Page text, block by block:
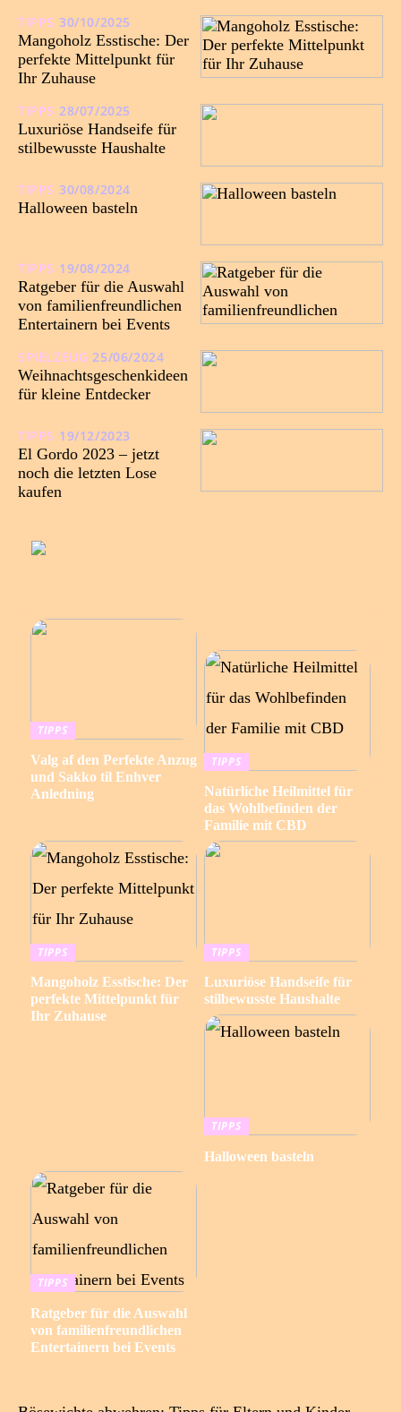
TIPPS 30/10/2025
Mangoholz Esstische: Der
perfekte Mittelpunkt für
Ihr Zuhause
TIPPS 28/07/2025
Luxuriöse Handseife für
stilbewusste Haushalte
TIPPS 30/08/2024
Halloween basteln
TIPPS 19/08/2024
Ratgeber für die Auswahl
von familienfreundlichen
Entertainern bei Events
SPIELZEUG 25/06/2024
Weihnachtsgeschenkideen
für kleine Entdecker
TIPPS 19/12/2023
El Gordo 2023 – jetzt
noch die letzten Lose
kaufen
TIPPS
Valg af den Perfekte Anzug
und Sakko til Enhver
Anledning
TIPPS
Natürliche Heilmittel für
das Wohlbefinden der
Familie mit CBD
TIPPS
Mangoholz Esstische: Der
perfekte Mittelpunkt für
Ihr Zuhause
TIPPS
Luxuriöse Handseife für
stilbewusste Haushalte
TIPPS
Halloween basteln
TIPPS
Ratgeber für die Auswahl
von familienfreundlichen
Entertainern bei Events